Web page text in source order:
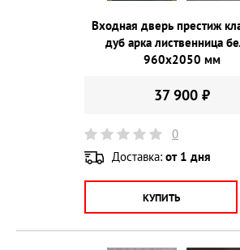
Входная дверь престиж
дуб арка лиственница
960х2050 мм
37 900 ₽
0
Доставка: от 1 дня
КУПИТЬ